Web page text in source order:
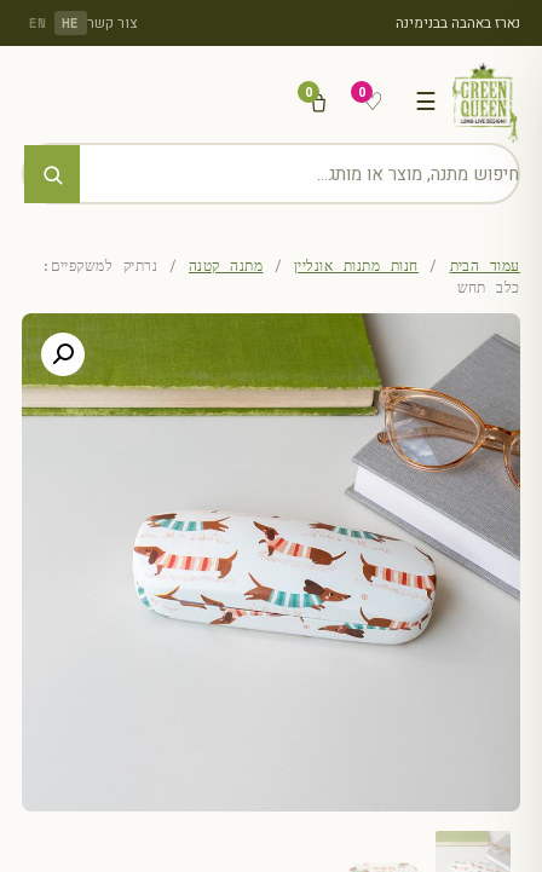
נארז באהבה בבנימינה צור קשר HE
EN
☰
♡
0
0
עמוד הבית / חנות מתנות אונליין / מתנה קטנה / נרתיק למשקפיים:
כלב תחש